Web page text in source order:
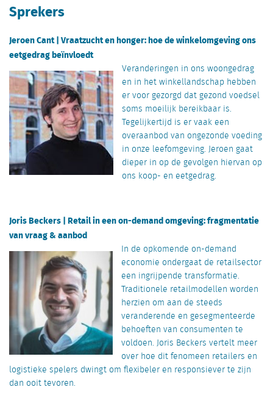
Sprekers
Jeroen Cant | Vraatzucht en honger: hoe de winkelomgeving ons
eetgedrag beïnvloedt
Veranderingen in ons woongedrag
en in het winkellandschap hebben
er voor gezorgd dat gezond voedsel
soms moeilijk bereikbaar is.
Tegelijkertijd is er vaak een
overaanbod van ongezonde voeding
in onze leefomgeving. Jeroen gaat
dieper in op de gevolgen hiervan op
ons koop- en eetgedrag.
Joris Beckers | Retail in een on-demand omgeving: fragmentatie
van vraag & aanbod
In de opkomende on-demand
economie ondergaat de retailsector
een ingrijpende transformatie.
Traditionele retailmodellen worden
herzien om aan de steeds
veranderende en gesegmenteerde
behoeften van consumenten te
voldoen. Joris Beckers vertelt meer
over hoe dit fenomeen retailers en
logistieke spelers dwingt om flexibeler en responsiever te zijn
dan ooit tevoren.